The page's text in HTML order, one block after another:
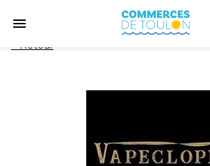
Retour